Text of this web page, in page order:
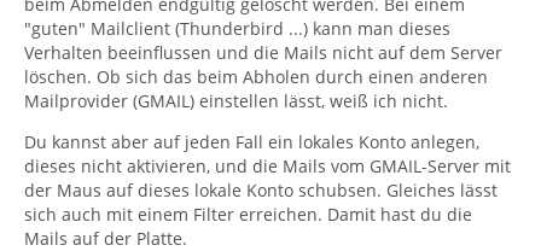
"guten" Mailclient (Thunderbird ...) kann man dieses
Verhalten beeinflussen und die Mails nicht auf dem Server
löschen. Ob sich das beim Abholen durch einen anderen
Mailprovider (GMAIL) einstellen lässt, weiß ich nicht.
Du kannst aber auf jeden Fall ein lokales Konto anlegen,
dieses nicht aktivieren, und die Mails vom GMAIL-Server mit
der Maus auf dieses lokale Konto schubsen. Gleiches lässt
sich auch mit einem Filter erreichen. Damit hast du die
Mails auf der Platte.